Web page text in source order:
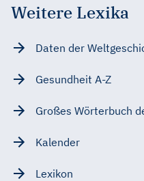
Weitere Lexika
Daten der
Gesundheit A-Z
Großes Wörterbuch
Kalender
Lexikon